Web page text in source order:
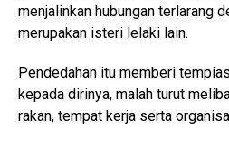
menjalinkan hubungan terlarang
merupakan isteri lelaki lain.
Pendedahan itu memberi
kepada dirinya, malah turut
rakan, tempat kerja serta